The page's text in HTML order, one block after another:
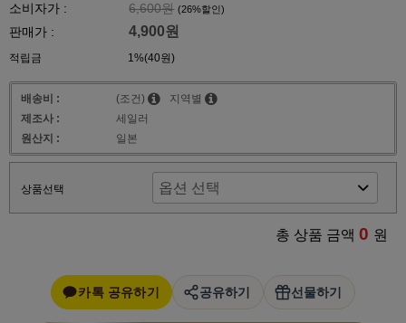
소비자가 : 6,600원 (26%할인)
판매가 : 4,900원
적립금 1%(40원)
배송비 : (조건)
지역별
제조사 :
세일러
원산지 :
일본
상품선택
총 상품 금액 0 원
카톡 공유하기 공유하기 선물하기